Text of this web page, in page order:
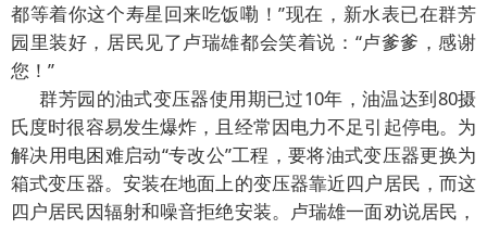
都等着你这个寿星回来吃饭嘞！”现在，新水表已在群芳
园里装好，居民见了卢瑞雄都会笑着说：“卢爹爹，感谢
您！”
群芳园的油式变压器使用期已过10年，油温达到80摄
氏度时很容易发生爆炸，且经常因电力不足引起停电。为
解决用电困难启动“专改公”工程，要将油式变压器更换为
箱式变压器。安装在地面上的变压器靠近四户居民，而这
四户居民因辐射和噪音拒绝安装。卢瑞雄一面劝说居民，